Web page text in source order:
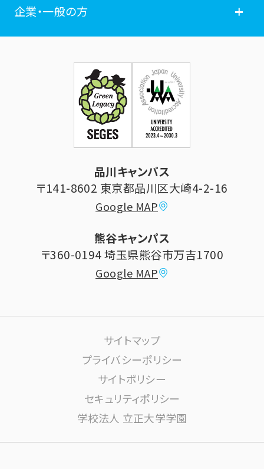
証明書発行手続き
学年暦
証明書発行・各種手続き
シラバス (講義案内)
学費納付金・奨学金
大学祭
学内ネットワーク環境(りすねっと)
卒業生の方
住所等登録内容の変更
企業・一般の方
科目等履修生制度のご案内
研究推進・社会貢献センター
大学施設の利用について
博物館
品川キャンパス
〒141-8602 東京都品川区大崎4-2-16
Google MAP
熊谷キャンパス
〒360-0194 埼玉県熊谷市万吉1700
Google MAP
サイトマップ
プライバシーポリシー
サイトポリシー
セキュリティポリシー
学校法人 立正大学学園